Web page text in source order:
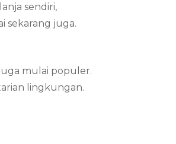
sendiri,
sekarang juga.
mulai populer.
lingkungan.